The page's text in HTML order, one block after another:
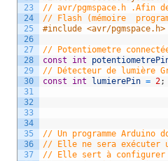
23
24
25
26
27
28
29
30
31
32
33
34
35
36
37
// avr/pgmspace.h .Afin
// Flash (mémoire
#include <avr/pgmspace.h>
// Potentiometre
const
int
// Détecteur de lumière
const
int lumierePin = 2;
// Un programme
// Elle ne sera exécuter
// Elle sert à configurer